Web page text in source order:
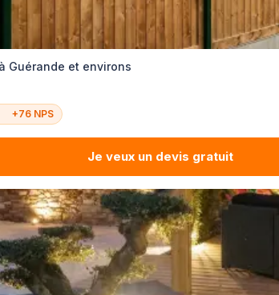
Guérande et environs
+76 NPS
Je veux un devis gratuit